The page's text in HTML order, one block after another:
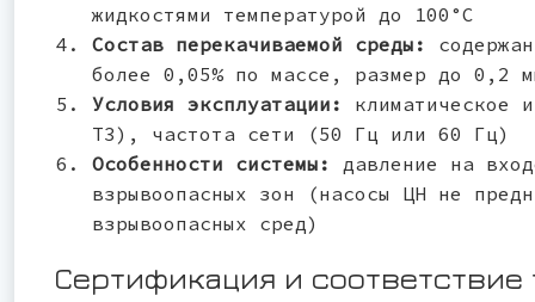
жидкостями температурой до 100°С
Состав перекачиваемой среды:
более 0,05% по массе, размер до 0,2
Условия эксплуатации: климатическое
Т3), частота сети (50 Гц или 60 Гц)
Особенности системы: давление на
взрывоопасных зон (насосы ЦН не
взрывоопасных сред)
Сертификация и